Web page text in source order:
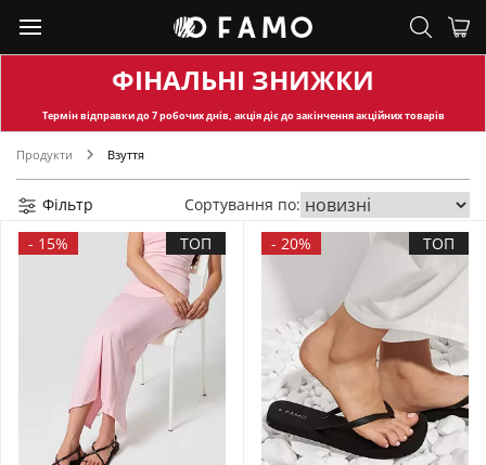
ФІНАЛЬНІ ЗНИЖКИ
Термін відправкидо 7 робочих днів, акція діє до закінчення акційних товарів
Продукти Взуття
Фільтр
Сортування по:
- 15% ТОП - 20% ТОП